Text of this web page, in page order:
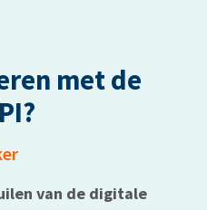
met de
van de digitale